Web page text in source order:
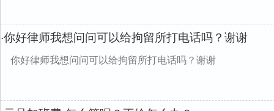
·你好律师我想问问可以给拘留所打电话吗？谢谢
你好律师我想问问可以给拘留所打电话吗？谢谢